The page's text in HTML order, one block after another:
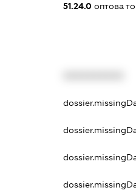
51.24.0 оптова